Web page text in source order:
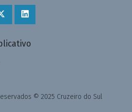
© 2025 Cruzeiro do Sul